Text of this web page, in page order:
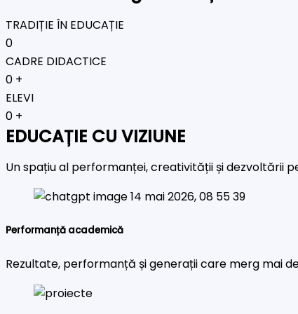
TRADIȚIE ÎN EDUCAȚIE
0
CADRE DIDACTICE
0 +
ELEVI
0 +
EDUCAȚIE CU VIZIUNE
Un spațiu al performanței, creativității și dezvoltării
Performanță academică
Rezultate, performanță și generații care merg mai